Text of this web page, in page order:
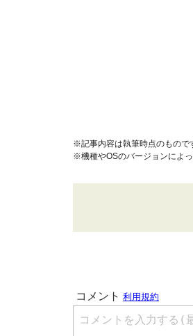
※記事内容は執筆時点のもので
※機種やOSのバージョンによ